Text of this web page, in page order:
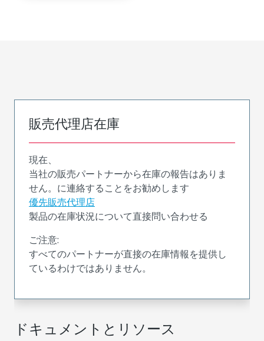
ドキュメントとリソース
販売代理店在庫
現在、
当社の販売パートナーから在庫の報告はありま
せん。に連絡することをお勧めします
優先販売代理店
製品の在庫状況について直接問い合わせる
ご注意:
すべてのパートナーが直接の在庫情報を提供し
ているわけではありません。